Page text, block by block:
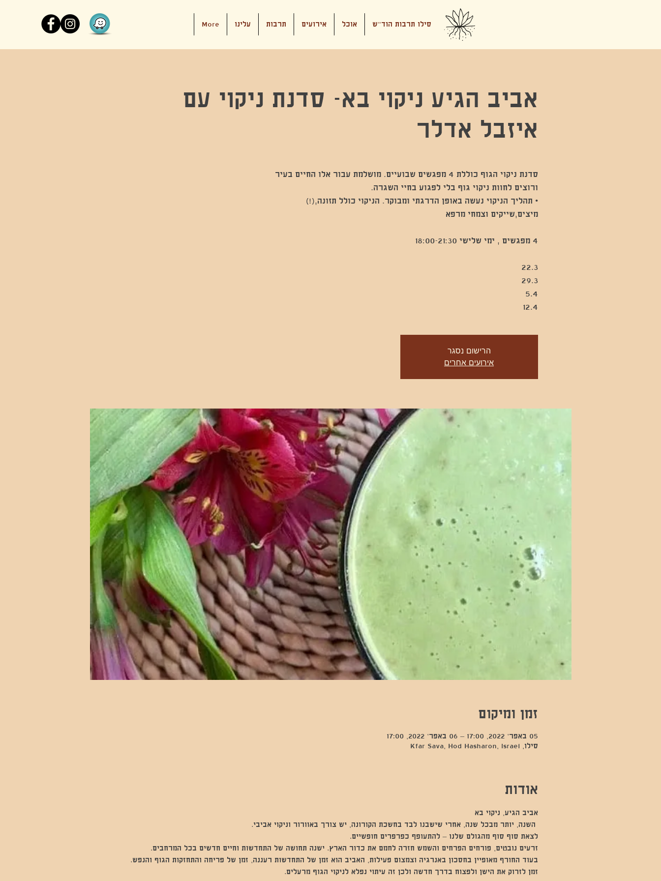
סילו תרבות הוד"ש אוכל אירועים תרבות עלינו More
אביב הגיע ניקוי בא- סדנת ניקוי עם
איזבל אדלר
סדנת ניקוי הגוף כוללת 4 מפגשים שבועיים. מושלמת עבור אלו החיים בעיר
• תהליך הניקוי נעשה באופן הדרגתי ומבוקר. הניקוי כולל תזונה,(!)
12.4
הרישום נסגר
אירועים אחרים
זמן ומיקום
05 באפר׳ 2022, 17:00 – 06 באפר׳ 2022, 17:00
סילו, Kfar Sava, Hod Hasharon, Israel
אודות
אביב הגיע, ניקוי בא
השנה, יותר מבכל שנה, אחרי שישבנו לבד בחשכת הקורונה, יש צורך באוורור וניקוי אביבי.
לצאת סוף סוף מהגולם שלנו – להתעופף כפרפרים חופשיים.
זרעים נובטים, פורחים הפרחים והשמש חזרה לחמם את כדור הארץ. ישנה תחושה של התחדשות וחיים חדשים בכל המרחבים.
בעוד החורף מאופיין בחסכון באנרגיה וצמצום פעילות, האביב הוא זמן של התחדשות רעננה, זמן של פריחה והתחזקות הגוף והנפש.
זמן לזרוק את הישן ולפצוח בדרך חדשה ולכן זה עיתוי נפלא לניקוי הגוף מרעלים.